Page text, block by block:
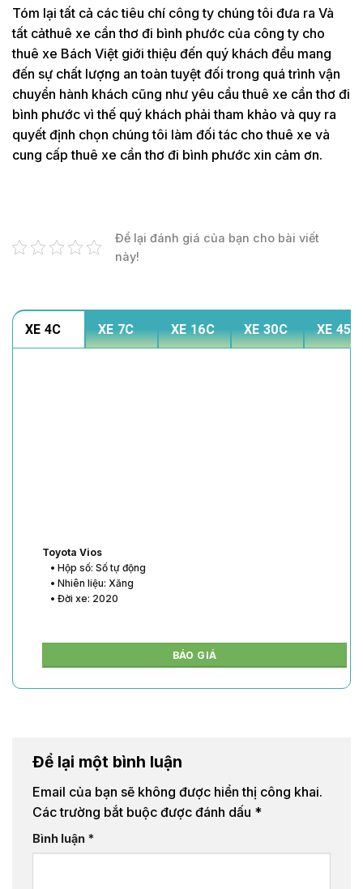
Tóm lại tất cả các tiêu chí công ty chúng tôi đưa ra Và
tất cảthuê xe cần thơ đi bình phước của công ty cho
thuê xe Bách Việt giới thiệu đến quý khách đều mang
đến sự chất lượng an toàn tuyệt đối trong quá trình vận
chuyển hành khách cũng như yêu cầu thuê xe cần thơ đi
bình phước vì thế quý khách phải tham khảo và quy ra
quyết định chọn chúng tôi làm đối tác cho thuê xe và
cung cấp thuê xe cần thơ đi bình phước xin cảm ơn.
Để lại đánh giá của bạn cho bài viết
này!
XE 4C XE 7C XE 16C XE 30C XE 45C
Toyota Vios
• Hộp số: Số tự động
• Nhiên liệu: Xăng
• Đời xe: 2020
BÁO GIÁ
Để lại một bình luận
Email của bạn sẽ không được hiển thị công khai.
Các trường bắt buộc được đánh dấu *
Bình luận *